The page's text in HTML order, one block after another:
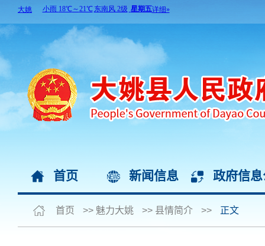
首页 新闻信息 政府信
首页 >> 魅力大姚 >> 县情简介 >> 正文